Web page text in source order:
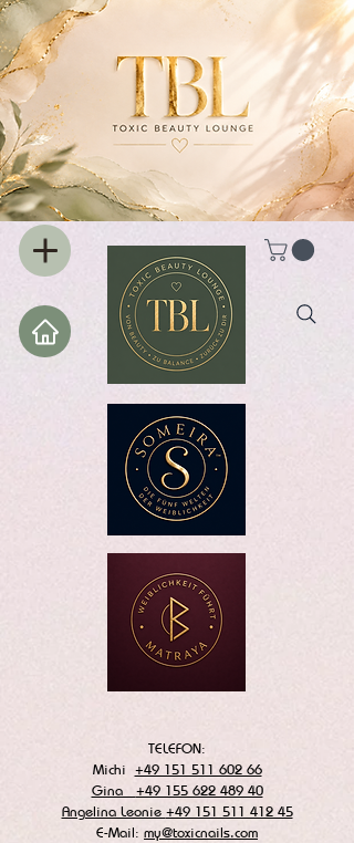
TELEFON:
Michi +49 151 511 602 66
Gina +49 155 622 489 40
Angelina Leonie +49 151 511 412 45
E-Mail: my@toxicnails.com